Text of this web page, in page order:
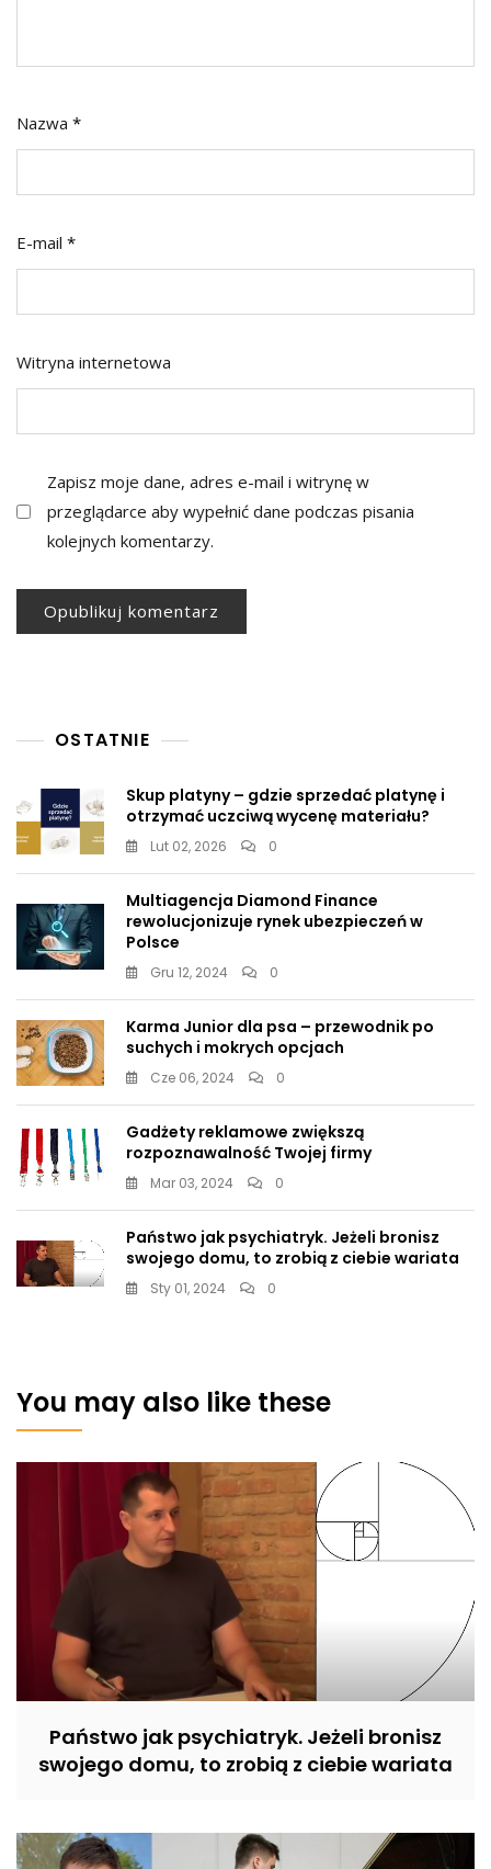
Nazwa *
E-mail *
Witryna internetowa
Zapisz moje dane, adres e-mail i witrynę w
przeglądarce aby wypełnić dane podczas pisania
kolejnych komentarzy.
OSTATNIE
Skup platyny – gdzie sprzedać platynę i
otrzymać uczciwą wycenę materiału?
Lut 02, 2026 0
Multiagencja Diamond Finance
rewolucjonizuje rynek ubezpieczeń w
Polsce
Gru 12, 2024 0
Karma Junior dla psa – przewodnik po
suchych i mokrych opcjach
Cze 06, 2024 0
Gadżety reklamowe zwiększą
rozpoznawalność Twojej firmy
Mar 03, 2024 0
Państwo jak psychiatryk. Jeżeli bronisz
swojego domu, to zrobią z ciebie wariata
Sty 01, 2024 0
You may also like these
Państwo jak psychiatryk. Jeżeli bronisz
swojego domu, to zrobią z ciebie wariata